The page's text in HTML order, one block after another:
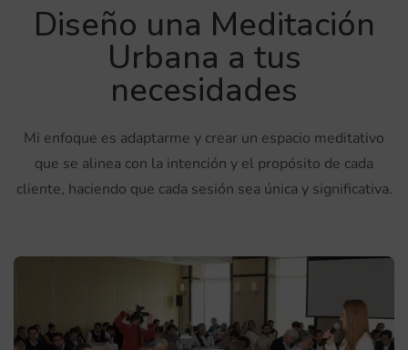
Diseño una Meditación
Urbana a tus
necesidades
Mi enfoque es adaptarme y crear un espacio meditativo
que se alinea con la intención y el propósito de cada
cliente, haciendo que cada sesión sea única y significativa.